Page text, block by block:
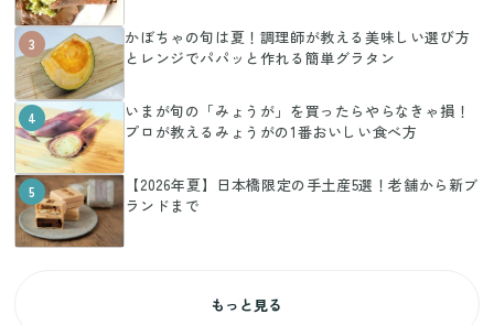
3
かぼちゃの旬は夏！調理師が教える美味しい選び方
とレンジでパパッと作れる簡単グラタン
4
いまが旬の「みょうが」を買ったらやらなきゃ損！
プロが教えるみょうがの1番おいしい食べ方
5
【2026年夏】日本橋限定の手土産5選！老舗から新ブ
ランドまで
もっと見る